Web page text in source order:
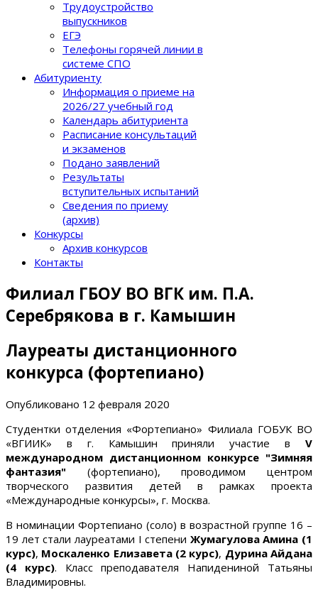
Трудоустройство
выпускников
ЕГЭ
Телефоны горячей линии в
системе СПО
Абитуриенту
Информация о приеме на
2026/27 учебный год
Календарь абитуриента
Расписание консультаций
и экзаменов
Подано заявлений
Результаты
вступительных испытаний
Сведения по приему
(архив)
Конкурсы
Архив конкурсов
Контакты
Филиал ГБОУ ВО ВГК им. П.А.
Серебрякова в г. Камышин
Лауреаты дистанционного
конкурса (фортепиано)
Опубликовано 12 февраля 2020
Студентки отделения «Фортепиано» Филиала ГОБУК ВО
«ВГИИК» в г. Камышин приняли участие в V
международном дистанционном конкурсе "Зимняя
фантазия" (фортепиано), проводимом центром
творческого развития детей в рамках проекта
«Международные конкурсы», г. Москва.
В номинации Фортепиано (соло) в возрастной группе 16 –
19 лет стали лауреатами I степени Жумагулова Амина (1
курс), Москаленко Елизавета (2 курс), Дурина Айдана
(4 курс). Класс преподавателя Напидениной Татьяны
Владимировны.